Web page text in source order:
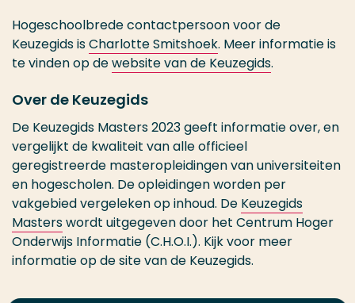
Hogeschoolbrede contactpersoon voor de
Keuzegids isCharlotte Smitshoek. Meer informatie is
te vinden op dewebsite van de Keuzegids.
Over de Keuzegids
De Keuzegids Masters 2023 geeft informatie over, en
vergelijkt de kwaliteit van alle officieel
geregistreerde masteropleidingen van universiteiten
en hogescholen. De opleidingen worden per
vakgebied vergeleken op inhoud. De Keuzegids
Masterswordt uitgegeven door het Centrum Hoger
Onderwijs Informatie (C.H.O.I.). Kijk voor meer
informatie op de site van de Keuzegids.